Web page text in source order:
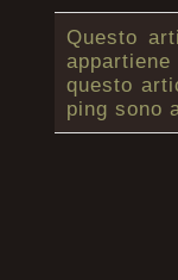
Questo
questo
ping sono